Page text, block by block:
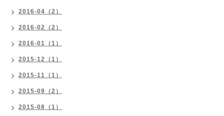
2016-04（2）
2016-02（2）
2016-01（1）
2015-12（1）
2015-11（1）
2015-09（2）
2015-08（1）